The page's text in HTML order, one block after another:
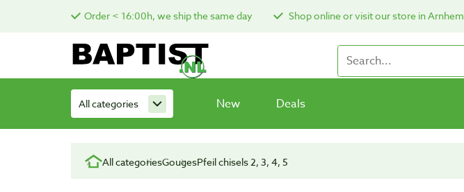
Order < 16:00h, we ship the same day Shop online or visit our store in Arnhem
All categories New Deals
All categoriesGougesPfeil chisels 2, 3, 4, 5